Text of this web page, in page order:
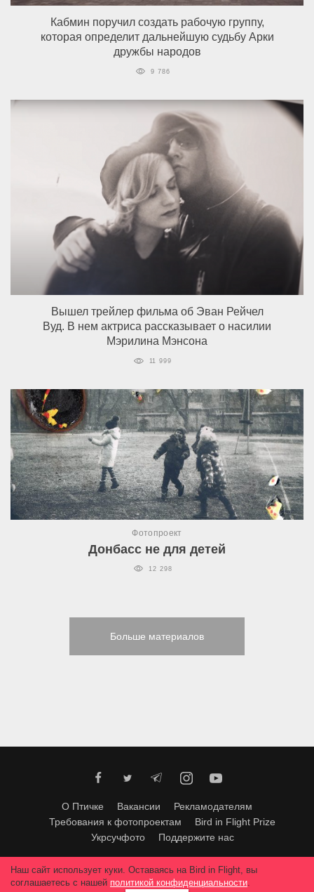
Кабмин поручил создать рабочую группу,
которая определит дальнейшую судьбу Арки
дружбы народов
9 786
Вышел трейлер фильма об Эван Рейчел
Вуд. В нем актриса рассказывает о насилии
Мэрилина Мэнсона
11 999
Фотопроект
Донбасс не для детей
12 298
Больше материалов
О Птичке Вакансии
Рекламодателям
Требования к фотопроектам
Bird in Flight Prize
Укрсучфото
Поддержите нас
Любое использование материалов допускается только с согласия
редакции.© 2026, Bird In Flight.
Наш сайт использует куки. Оставаясь на Bird in Flight, вы
соглашаетесь с нашей политикой конфиденциальности.